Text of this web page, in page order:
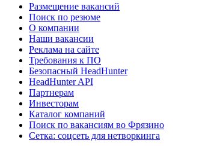
Размещение вакансий
Поиск по резюме
О компании
Наши вакансии
Реклама на сайте
Требования к ПО
Безопасный HeadHunter
HeadHunter API
Партнерам
Инвесторам
Каталог компаний
Поиск по вакансиям во Фрязино
Сетка: соцсеть для нетворкинга